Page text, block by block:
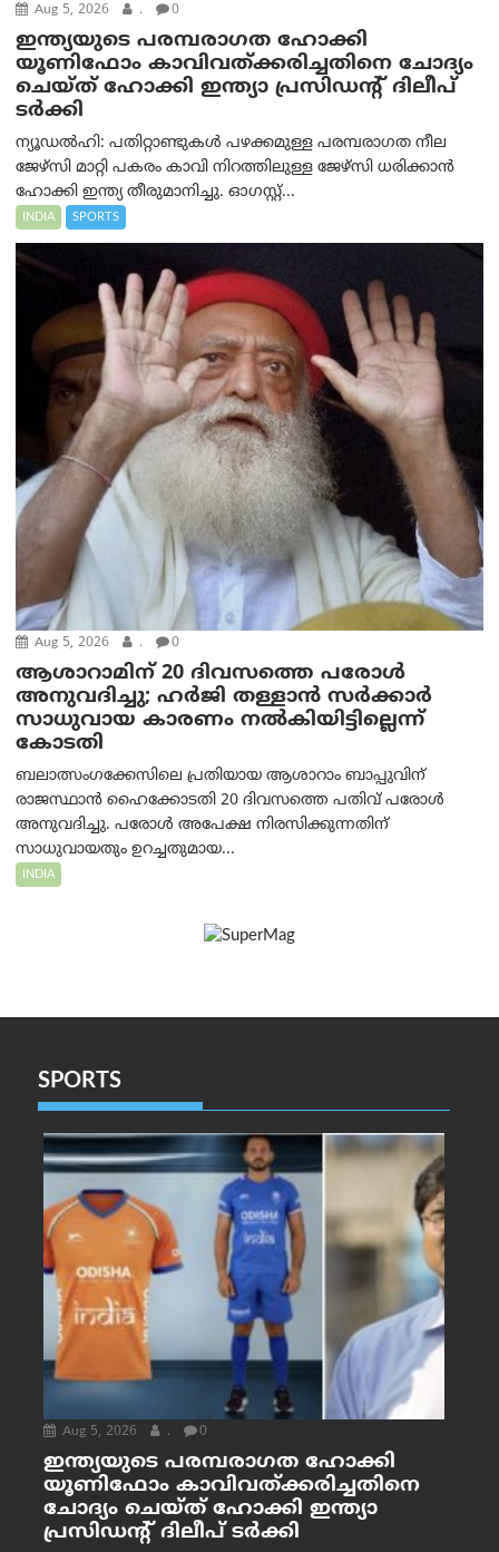
Aug 5, 2026 . 0
ഇന്ത്യയുടെ പരമ്പരാഗത ഹോക്കി
യൂണിഫോം കാവിവത്ക്കരിച്ചതിനെ ചോദ്യം
ചെയ്ത് ഹോക്കി ഇന്ത്യാ പ്രസിഡന്റ് ദിലീപ്
ടര്‍ക്കി
ന്യൂഡൽഹി: പതിറ്റാണ്ടുകൾ പഴക്കമുള്ള പരമ്പരാഗത നീല
ജേഴ്‌സി മാറ്റി പകരം കാവി നിറത്തിലുള്ള ജേഴ്‌സി ധരിക്കാൻ
ഹോക്കി ഇന്ത്യ തീരുമാനിച്ചു. ഓഗസ്റ്റ്...
INDIA SPORTS
Aug 5, 2026 . 0
ആശാറാമിന് 20 ദിവസത്തെ പരോൾ
അനുവദിച്ചു; ഹർജി തള്ളാൻ സർക്കാർ
സാധുവായ കാരണം നൽകിയിട്ടില്ലെന്ന്
കോടതി
ബലാത്സംഗക്കേസിലെ പ്രതിയായ ആശാറാം ബാപ്പുവിന്
രാജസ്ഥാൻ ഹൈക്കോടതി 20 ദിവസത്തെ പതിവ് പരോൾ
അനുവദിച്ചു. പരോൾ അപേക്ഷ നിരസിക്കുന്നതിന്
സാധുവായതും ഉറച്ചതുമായ...
INDIA
SPORTS
Aug 5, 2026 . 0
ഇന്ത്യയുടെ പരമ്പരാഗത ഹോക്കി
യൂണിഫോം കാവിവത്ക്കരിച്ചതിനെ
ചോദ്യം ചെയ്ത് ഹോക്കി ഇന്ത്യാ
പ്രസിഡന്റ് ദിലീപ് ടര്‍ക്കി